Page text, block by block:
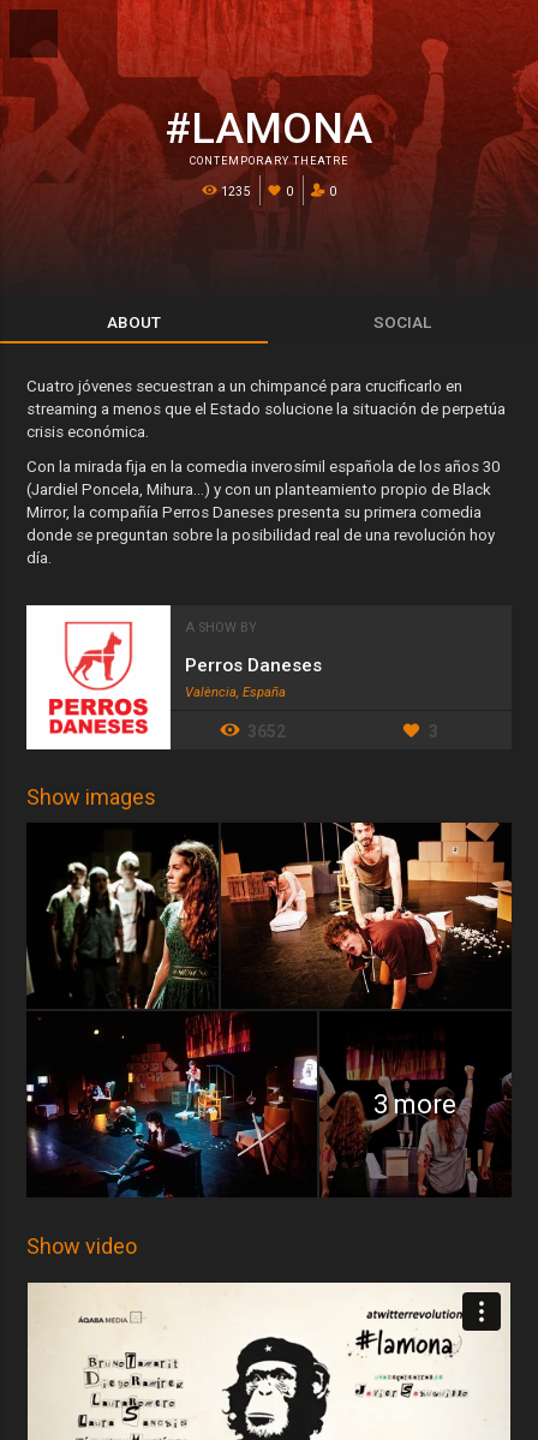
#LAMONA
CONTEMPORARY THEATRE
1235 0 0
ABOUT SOCIAL
Cuatro jóvenes secuestran a un chimpancé para crucificarlo en
streaming a menos que el Estado solucione la situación de perpetúa
crisis económica.
Con la mirada fija en la comedia inverosímil española de los años 30
(Jardiel Poncela, Mihura…) y con un planteamiento propio de Black
Mirror, la compañía Perros Daneses presenta su primera comedia
donde se preguntan sobre la posibilidad real de una revolución hoy
día.
A SHOW BY
Perros Daneses
València, España
3652 3
Show images
3 more
Show video